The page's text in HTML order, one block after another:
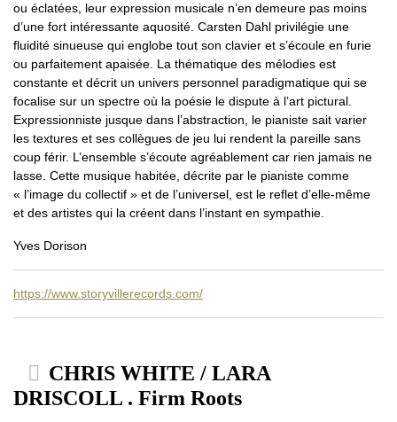
ou éclatées, leur expression musicale n’en demeure pas moins
d’une fort intéressante aquosité. Carsten Dahl privilégie une
fluidité sinueuse qui englobe tout son clavier et s’écoule en furie
ou parfaitement apaisée. La thématique des mélodies est
constante et décrit un univers personnel paradigmatique qui se
focalise sur un spectre où la poésie le dispute à l’art pictural.
Expressionniste jusque dans l’abstraction, le pianiste sait varier
les textures et ses collègues de jeu lui rendent la pareille sans
coup férir. L’ensemble s’écoute agréablement car rien jamais ne
lasse. Cette musique habitée, décrite par le pianiste comme
« l’image du collectif » et de l’universel, est le reflet d’elle-même
et des artistes qui la créent dans l’instant en sympathie.
Yves Dorison
https://www.storyvillerecords.com/
CHRIS WHITE / LARA
DRISCOLL . Firm Roots